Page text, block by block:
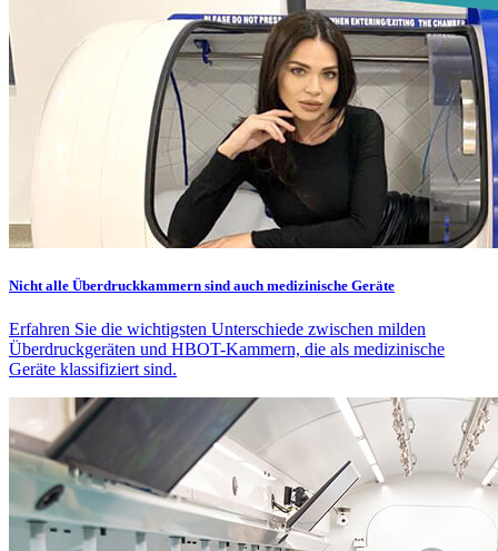
Nicht alle Überdruckkammern sind auch medizinische Geräte
Erfahren Sie die wichtigsten Unterschiede zwischen milden
Überdruckgeräten und HBOT-Kammern, die als medizinische
Geräte klassifiziert sind.